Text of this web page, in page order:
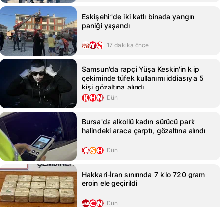
Eskişehir'de iki katlı binada yangın
paniği yaşandı
17 dakika önce
Samsun'da rapçi Yüşa Keskin'in klip
çekiminde tüfek kullanımı iddiasıyla 5
kişi gözaltına alındı
Dün
Bursa'da alkollü kadın sürücü park
halindeki araca çarptı, gözaltına alındı
Dün
Hakkari-İran sınırında 7 kilo 720 gram
eroin ele geçirildi
Dün